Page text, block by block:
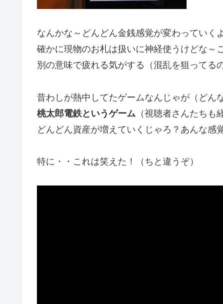
なんかな～どんどん金銭感覚が変わっていく
確かに現物のお札は扱いに神経使うけどな～
別の意味で疲れる気がする（混乱を狙ってる
昔わしが熱中してたゲームなんじゃが（どん
桃太郎電鉄というゲーム （視聴者さんたちも
どんどん資産が増えていくじゃろ？あんな感
特に・・これは笑えた！（ちと違うぞ）